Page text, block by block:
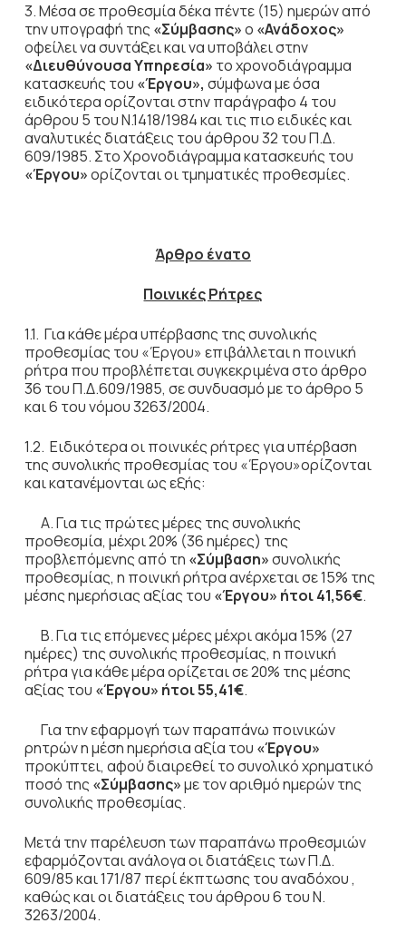
3. Μέσα σε προθεσμία δέκα πέντε (15) ημερών από
την υπογραφή της «Σύμβασης»ο «Ανάδοχος»
οφείλει να συντάξει και να υποβάλει στην
«Διευθύνουσα Υπηρεσία» το χρονοδιάγραμμα
κατασκευής του «Έργου», σύμφωνα με όσα
ειδικότερα ορίζονται στην παράγραφο 4 του
άρθρου 5 του Ν.1418/1984 και τις πιο ειδικές και
αναλυτικές διατάξεις του άρθρου 32 του Π.Δ.
609/1985. Στο Χρονοδιάγραμμα κατασκευής του
«Έργου»ορίζονται οι τμηματικές προθεσμίες.
Άρθρο ένατο
Ποινικές Ρήτρες
1.1. Για κάθε μέρα υπέρβασης της συνολικής
προθεσμίας του «Έργου» επιβάλλεται η ποινική
ρήτρα που προβλέπεται συγκεκριμένα στο άρθρο
36 του Π.Δ.609/1985, σε συνδυασμό με το άρθρο 5
και 6 του νόμου 3263/2004.
1.2. Ειδικότερα οι ποινικές ρήτρες για υπέρβαση
της συνολικής προθεσμίας του «Έργου»ορίζονται
και κατανέμονται ως εξής:
Α. Για τις πρώτες μέρες της συνολικής
προθεσμία, μέχρι 20% (36 ημέρες) της
προβλεπόμενης από τη «Σύμβαση»συνολικής
προθεσμίας, η ποινική ρήτρα ανέρχεται σε 15% της
μέσης ημερήσιας αξίας του «Έργου» ήτοι 41,56€.
Β. Για τις επόμενες μέρες μέχρι ακόμα 15% (27
ημέρες) της συνολικής προθεσμίας, η ποινική
ρήτρα για κάθε μέρα ορίζεται σε 20% της μέσης
αξίας του «Έργου» ήτοι 55,41€.
Για την εφαρμογή των παραπάνω ποινικών
ρητρών η μέση ημερήσια αξία του «Έργου»
προκύπτει, αφού διαιρεθεί το συνολικό χρηματικό
ποσό της «Σύμβασης»με τον αριθμό ημερών της
συνολικής προθεσμίας.
Μετά την παρέλευση των παραπάνω προθεσμιών
εφαρμόζονται ανάλογα οι διατάξεις των Π.Δ.
609/85 και 171/87 περί έκπτωσης του αναδόχου ,
καθώς και οι διατάξεις του άρθρου 6 του Ν.
3263/2004.